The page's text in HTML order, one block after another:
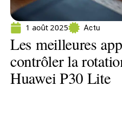
1 août 2025 Actu
Les meilleures
contrôler la
Huawei P30 Lite